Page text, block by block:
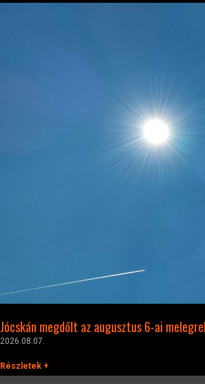
Jócskán megdőlt az augusztus 6-ai
2026.08.07.
Részletek +